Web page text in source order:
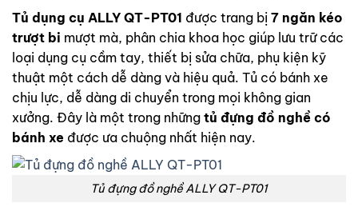
Tủ dụng cụ ALLY QT-PT01 được trang bị 7 ngăn kéo
trượt bi mượt mà, phân chia khoa học giúp lưu trữ các
loại dụng cụ cầm tay, thiết bị sửa chữa, phụ kiện kỹ
thuật một cách dễ dàng và hiệu quả. Tủ có bánh xe
chịu lực, dễ dàng di chuyển trong mọi không gian
xưởng. Đây là một trong những tủ đựng đồ nghề có
bánh xe được ưa chuộng nhất hiện nay.
Tủ đựng đồ nghề ALLY QT-PT01